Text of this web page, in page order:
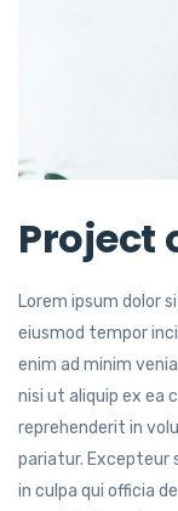
Project
Lorem ipsum dolor
eiusmod tempor
enim ad minim
nisi ut aliquip ex ea
reprehenderit in
pariatur.
in culpa qui officia